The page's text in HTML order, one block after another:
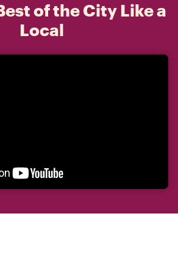
of the City Like a
Local